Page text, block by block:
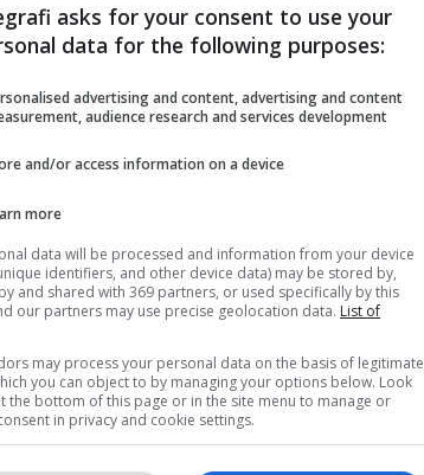
asks for your consent to use your
data for the following purposes:
advertising and content, advertising and content
audience research and services development
and/or access information on a device
more
data will be processed and information from your device
identifiers, and other device data) may be stored by,
and shared with 369 partners, or used specifically by this
our partners may use precise geolocation data. List of
may process your personal data on the basis of legitimate
you can object to by managing your options below. Look
the bottom of this page or in the site menu to manage or
in privacy and cookie settings.